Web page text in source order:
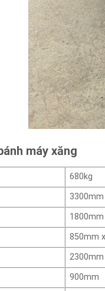
máy xăng
680kg
850mm
2300mm
900mm